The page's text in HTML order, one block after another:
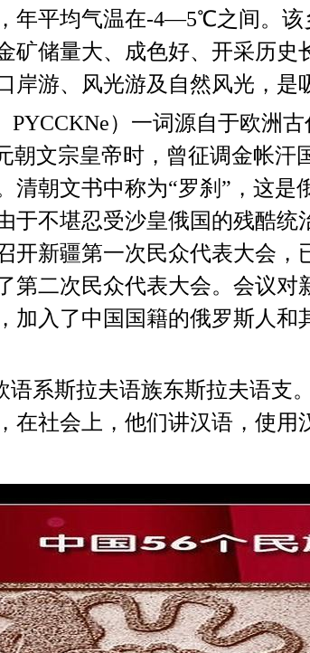
年平均气温在-4—5℃之间。
矿储量大、成色好、开采历
岸游、风光游及自然风光，是
ΡYССΚΝe）一词源自于欧洲
朝文宗皇帝时，曾征调金帐汗
清朝文书中称为“罗刹 ” ，这是
于不堪忍受沙皇俄国的残酷
开新疆第一次民众代表大会，
第二次民众代表大会。会议
加入了中国国籍的俄罗斯人和
系斯拉夫语族东斯拉夫语支
在社会上，他们讲汉语，使